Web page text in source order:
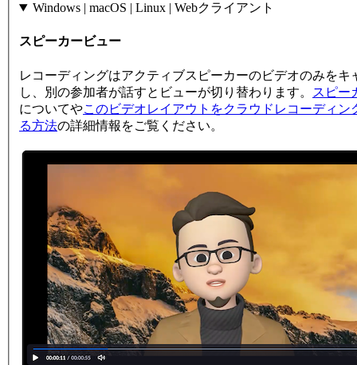
Windows | macOS | Linux | Webクライアント
スピーカービュー
レコーディングはアクティブスピーカーのビデオのみをキ
し、別の参加者が話すとビューが切り替わります。
スピー
についてやこのビデオレイアウトをクラウドレコーディン
る方法の詳細情報をご覧ください。